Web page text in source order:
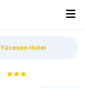
Yücesan Hotel